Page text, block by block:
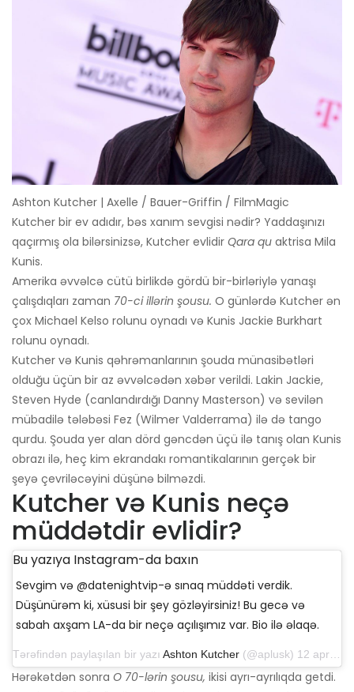
Ashton Kutcher | Axelle / Bauer-Griffin / FilmMagic
Kutcher bir ev adıdır, bəs xanım sevgisi nədir? Yaddaşınızı
qaçırmış ola bilərsinizsə, Kutcher evlidir Qara qu aktrisa Mila
Kunis.
Amerika əvvəlcə cütü birlikdə gördü bir-birləriylə yanaşı
çalışdıqları zaman 70-ci illərin şousu. O günlərdə Kutcher ən
çox Michael Kelso rolunu oynadı və Kunis Jackie Burkhart
rolunu oynadı.
Kutcher və Kunis qəhrəmanlarının şouda münasibətləri
olduğu üçün bir az əvvəlcədən xəbər verildi. Lakin Jackie,
Steven Hyde (canlandırdığı Danny Masterson) və sevilən
mübadilə tələbəsi Fez (Wilmer Valderrama) ilə də tango
qurdu. Şouda yer alan dörd gəncdən üçü ilə tanış olan Kunis
obrazı ilə, heç kim ekrandakı romantikalarının gerçək bir
şeyə çevriləcəyini düşünə bilməzdi.
Kutcher və Kunis neçə
müddətdir evlidir?
Bu yazıya Instagram-da baxın
Sevgim və @datenightvip-ə sınaq müddəti verdik.
Düşünürəm ki, xüsusi bir şey gözləyirsiniz! Bu gecə və
sabah axşam LA-da bir neçə açılışımız var. Bio ilə əlaqə.
Tərəfindən paylaşılan bir yazı Ashton Kutcher (@aplusk) 12 aprel 2019-cu il, saat 14: 50-də PDT
Hərəkətdən sonra O 70-lərin şousu, ikisi ayrı-ayrılıqda getdi.